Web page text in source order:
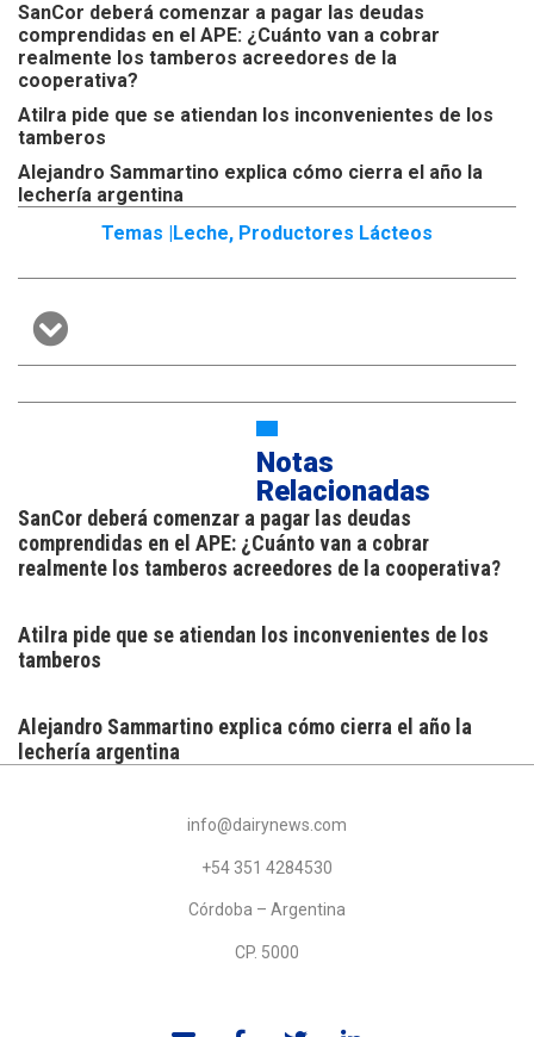
SanCor deberá comenzar a pagar las deudas
comprendidas en el APE: ¿Cuánto van a cobrar
realmente los tamberos acreedores de la
cooperativa?
Atilra pide que se atiendan los inconvenientes de los
tamberos
Alejandro Sammartino explica cómo cierra el año la
lechería argentina
Temas |
Leche, Productores Lácteos
Notas
Relacionadas
SanCor deberá comenzar a pagar las deudas
comprendidas en el APE: ¿Cuánto van a cobrar
realmente los tamberos acreedores de la cooperativa?
Atilra pide que se atiendan los inconvenientes de los
tamberos
Alejandro Sammartino explica cómo cierra el año la
lechería argentina
info@dairynews.com
+54 351 4284530
Córdoba – Argentina
CP. 5000